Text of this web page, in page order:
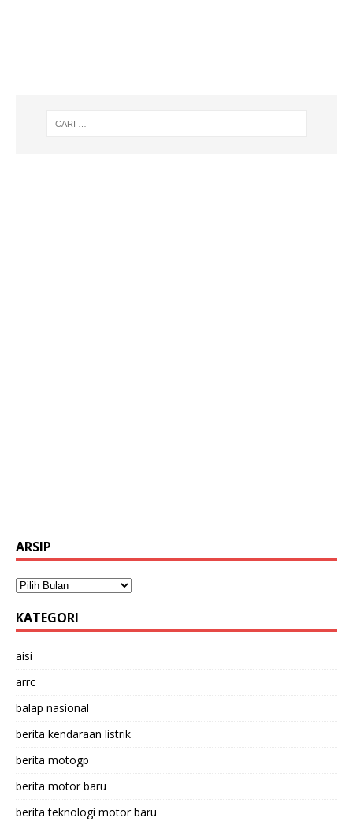
ARSIP
KATEGORI
aisi
arrc
balap nasional
berita kendaraan listrik
berita motogp
berita motor baru
berita teknologi motor baru